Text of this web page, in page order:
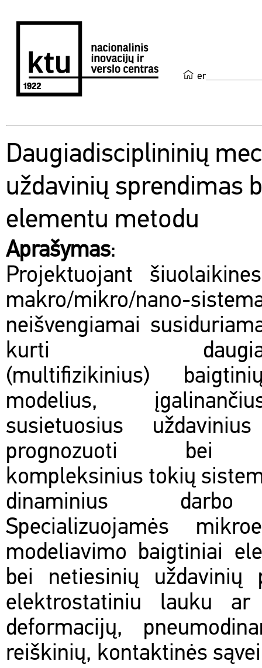
en
Daugiadisciplininių
uždavinių sprendimas
elementu metodu
Aprašymas:
Projektuojant
makro/mikro/nano-
neišvengiamai
kurti
(multifizikinius)
modelius,
susietuosius
prognozuoti bei
kompleksinius tokių
dinaminius darbo
Specializuojamės
modeliavimo baigtiniai
bei netiesinių uždavinių
elektrostatiniu lauku ar
deformacijų,
reiškinių, kontaktinės